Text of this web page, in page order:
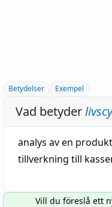
Betydelser Exempel
Vad betyder
analys av en
tillverkning till
Vill du föreslå ett